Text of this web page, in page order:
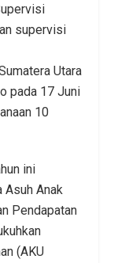
supervisi
Utara
pada 17 Juni
10
ini
Anak
Pendapatan
(AKU